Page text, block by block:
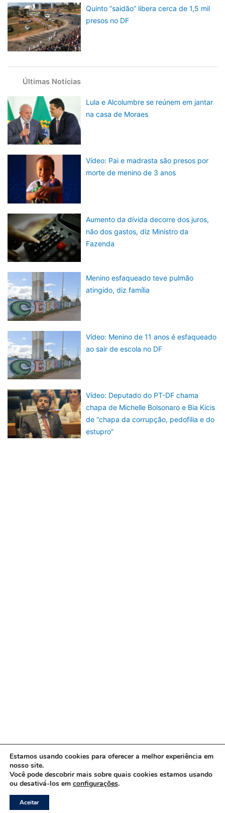
Quinto “saidão” libera cerca de 1,5 mil
presos no DF
Últimas Notícias
Lula e Alcolumbre se reúnem em jantar
na casa de Moraes
Vídeo: Pai e madrasta são presos por
morte de menino de 3 anos
Aumento da dívida decorre dos juros,
não dos gastos, diz Ministro da
Fazenda
Menino esfaqueado teve pulmão
atingido, diz família
Vídeo: Menino de 11 anos é esfaqueado
ao sair de escola no DF
Vídeo: Deputado do PT-DF chama
chapa de Michelle Bolsonaro e Bia Kicis
de “chapa da corrupção, pedofilia e do
estupro”
Copyright © 2026 www.ACORDA DF
Estamos usando cookies para oferecer a melhor experiência em
nosso site.
Você pode descobrir mais sobre quais cookies estamos usando
ou desativá-los em configurações.
Aceitar